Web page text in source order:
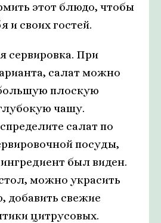
этот блюдо, чтобы
и своих гостей.
сервировка. При
салат можно
плоскую
чашу.
салат по
посуды,
был виден.
можно украсить
добавить свежие
цитрусовых.